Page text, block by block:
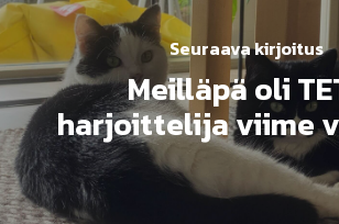
Seuraava kirjoitus
Meilläpä oli
harjoittelija viime